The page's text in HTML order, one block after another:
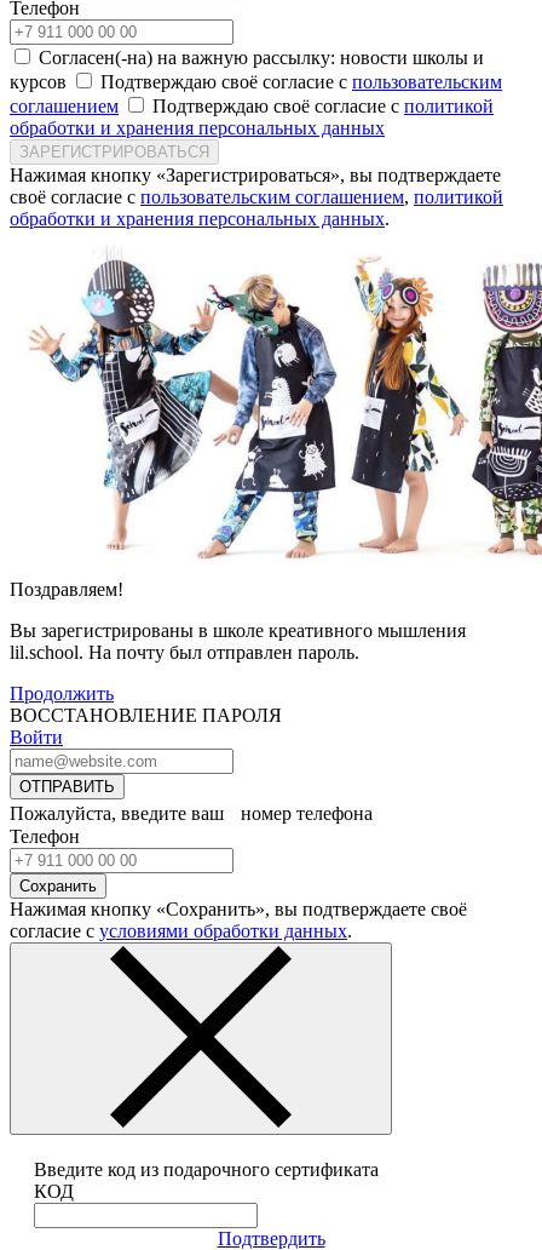
Телефон
Согласен(-на) на важную рассылку: новости школы и
курсов
Подтверждаю своё согласие с пользовательским
соглашением
Подтверждаю своё согласие с политикой
обработки и хранения персональных данных
ЗАРЕГИСТРИРОВАТЬСЯ
Нажимая кнопку «Зарегистрироваться», вы подтверждаете
своё согласие с пользовательским соглашением, политикой
обработки и хранения персональных данных.
Поздравляем!
Вы зарегистрированы в школе креативного мышления
lil.school. На почту был отправлен пароль.
Продолжить
ВОССТАНОВЛЕНИЕ ПАРОЛЯ
Войти
ОТПРАВИТЬ
Пожалуйста, введите ваш номер телефона
Телефон
Сохранить
Нажимая кнопку «Сохранить», вы подтверждаете своё
согласие с условиями обработки данных.
Введите код из подарочного сертификата
КОД
Подтвердить